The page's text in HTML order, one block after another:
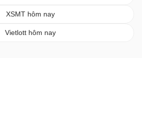
XSMT hôm nay
Vietlott hôm nay